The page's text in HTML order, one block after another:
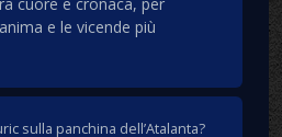
e le vicende più
sulla panchina dell’Atalanta?